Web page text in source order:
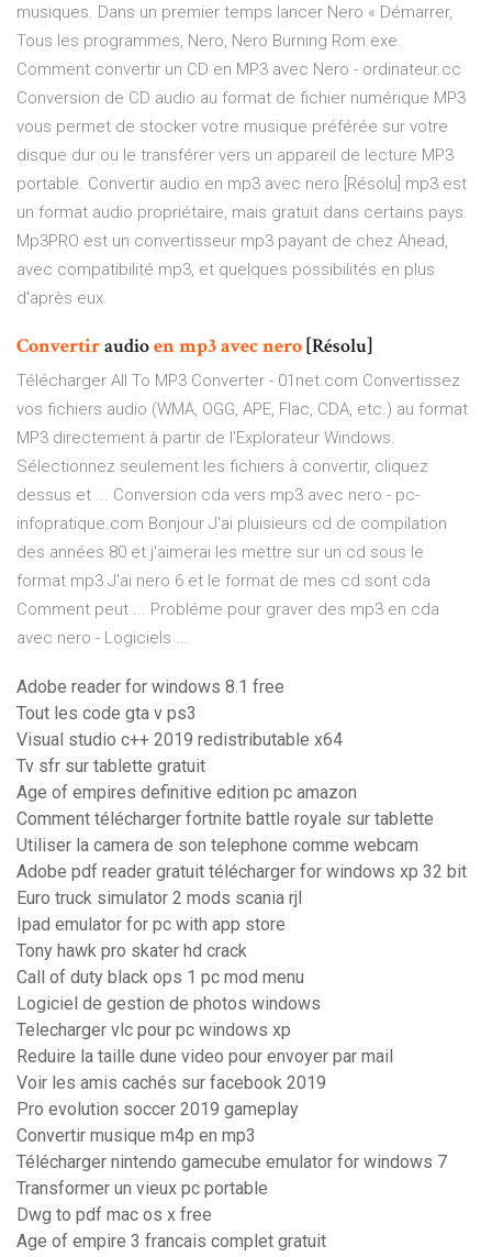
musiques. Dans un premier temps lancer Nero « Démarrer,
Tous les programmes, Nero, Nero Burning Rom.exe.
Comment convertir un CD en MP3 avec Nero - ordinateur.cc
Conversion de CD audio au format de fichier numérique MP3
vous permet de stocker votre musique préférée sur votre
disque dur ou le transférer vers un appareil de lecture MP3
portable. Convertir audio en mp3 avec nero [Résolu] mp3 est
un format audio propriétaire, mais gratuit dans certains pays.
Mp3PRO est un convertisseur mp3 payant de chez Ahead,
avec compatibilité mp3, et quelques possibilités en plus
d'après eux.
Convertiraudioenmp3avecnero[Résolu]
Télécharger All To MP3 Converter - 01net.com Convertissez
vos fichiers audio (WMA, OGG, APE, Flac, CDA, etc.) au format
MP3 directement à partir de l'Explorateur Windows.
Sélectionnez seulement les fichiers à convertir, cliquez
dessus et ... Conversion cda vers mp3 avec nero - pc-
infopratique.com Bonjour J'ai pluisieurs cd de compilation
des années 80 et j'aimerai les mettre sur un cd sous le
format mp3 J'ai nero 6 et le format de mes cd sont cda
Comment peut ... Probléme pour graver des mp3 en cda
avec nero - Logiciels ...
Adobe reader for windows 8.1 free
Tout les code gta v ps3
Visual studio c++ 2019 redistributable x64
Tv sfr sur tablette gratuit
Age of empires definitive edition pc amazon
Comment télécharger fortnite battle royale sur tablette
Utiliser la camera de son telephone comme webcam
Adobe pdf reader gratuit télécharger for windows xp 32 bit
Euro truck simulator 2 mods scania rjl
Ipad emulator for pc with app store
Tony hawk pro skater hd crack
Call of duty black ops 1 pc mod menu
Logiciel de gestion de photos windows
Telecharger vlc pour pc windows xp
Reduire la taille dune video pour envoyer par mail
Voir les amis cachés sur facebook 2019
Pro evolution soccer 2019 gameplay
Convertir musique m4p en mp3
Télécharger nintendo gamecube emulator for windows 7
Transformer un vieux pc portable
Dwg to pdf mac os x free
Age of empire 3 francais complet gratuit